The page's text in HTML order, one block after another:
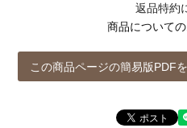
返品特約
商品について
この商品ページの簡易版PDF